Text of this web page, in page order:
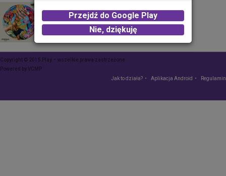
FISHER, AATIG
2.00 zł -KUP
Copyright © 2015 Play – wszelkie prawa zastrzeżone
Powered byVCMP
Jak to działa?
Aplikacja Android Regulamin
Przejdź do Google Play
Nie, dziękuję